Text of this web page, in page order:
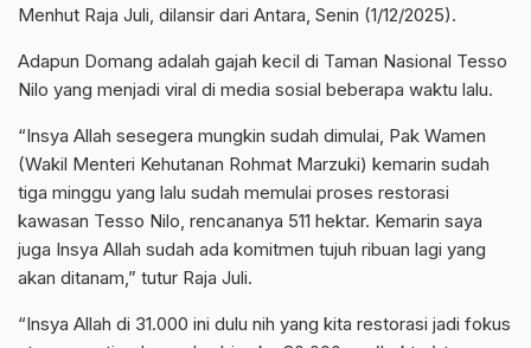
Menhut Raja Juli, dilansir dari Antara, Senin (1/12/2025).
Adapun Domang adalah gajah kecil di Taman Nasional Tesso
Nilo yang menjadi viral di media sosial beberapa waktu lalu.
“Insya Allah sesegera mungkin sudah dimulai, Pak Wamen
(Wakil Menteri Kehutanan Rohmat Marzuki) kemarin sudah
tiga minggu yang lalu sudah memulai proses restorasi
kawasan Tesso Nilo, rencananya 511 hektar. Kemarin saya
juga Insya Allah sudah ada komitmen tujuh ribuan lagi yang
akan ditanam,” tutur Raja Juli.
“Insya Allah di 31.000 ini dulu nih yang kita restorasi jadi fokus